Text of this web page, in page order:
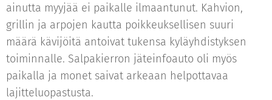
ainutta myyjää ei paikalle ilmaantunut. Kahvion,
grillin ja arpojen kautta poikkeuksellisen suuri
määrä kävijöitä antoivat tukensa kyläyhdistyksen
toiminnalle. Salpakierron jäteinfoauto oli myös
paikalla ja monet saivat arkeaan helpottavaa
lajitteluopastusta.